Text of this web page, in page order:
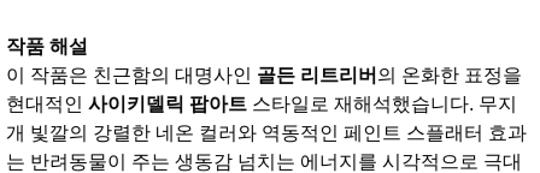
작품 해설
이 작품은 친근함의 대명사인 골든 리트리버 의 온화한 표정을
현대적인 사이키델릭 팝아트 스타일로 재해석했습니다. 무지
개 빛깔의 강렬한 네온 컬러와 역동적인 페인트 스플래터 효과
는 반려동물이 주는 생동감 넘치는 에너지를 시각적으로 극대